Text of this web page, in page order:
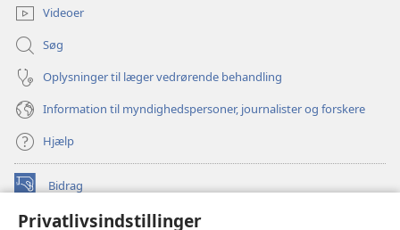
Privatlivsindstillinger
Videoer
Søg
Oplysninger til læger vedrørende behandling
Information til myndighedspersoner, journalister og forskere
Hjælp
Bidrag
(åbner